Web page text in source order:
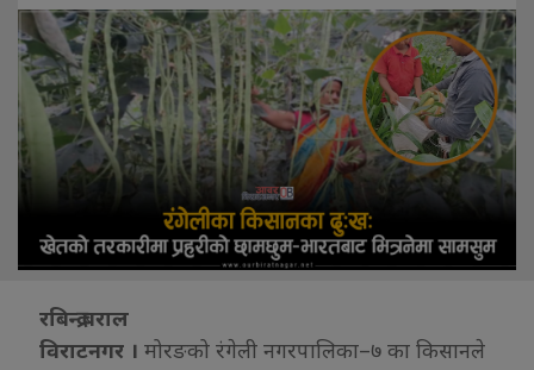
रबिन्द्र बराल
विराटनगर । मोरङको रंगेली नगरपालिका–७ का किसानले